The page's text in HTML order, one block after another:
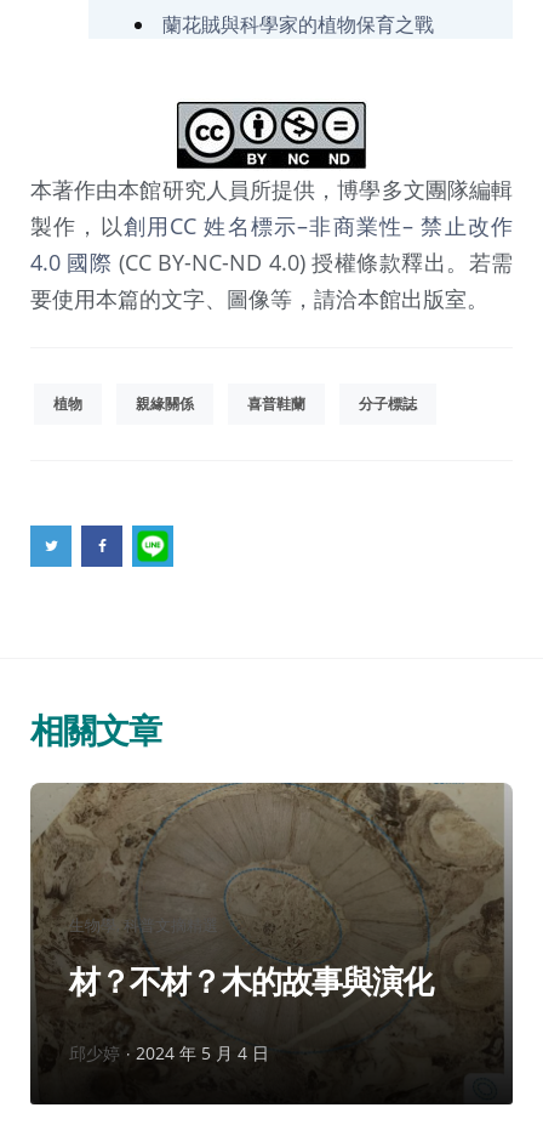
蘭花賊與科學家的植物保育之戰
本著作由本館研究人員所提供，博學多文團隊編輯
製作，以創用CC 姓名標示–非商業性– 禁止改作
4.0 國際 (CC BY-NC-ND 4.0) 授權條款釋出。若需
要使用本篇的文字、圖像等，請洽本館出版室。
植物 親緣關係 喜普鞋蘭 分子標誌
相關文章
分
類：
生物學 科普文摘精選
材？不材？木的故事與演化
作
邱少婷 2024 年 5 月 4 日